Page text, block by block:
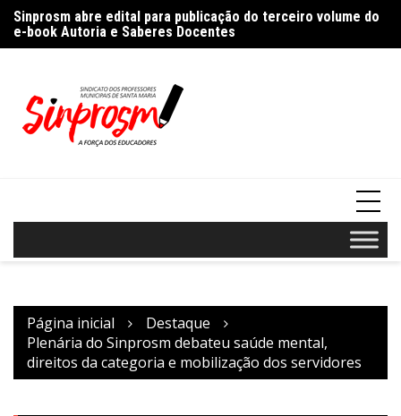
para
o
Sinprosm abre edital para publicação do terceiro volume do
e-book Autoria e Saberes Docentes
Página inicial
Destaque
Plenária do Sinprosm debateu saúde mental,
direitos da categoria e mobilização dos servidores